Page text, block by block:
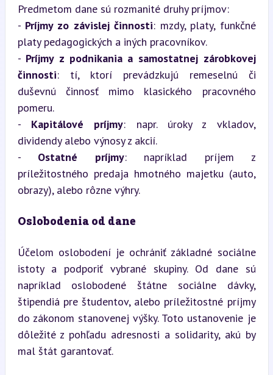
Predmetom dane sú rozmanité druhy príjmov:
- Príjmy zo závislej činnosti: mzdy, platy, funkčné
platy pedagogických a iných pracovníkov.
- Príjmy z podnikania a samostatnej zárobkovej
činnosti: tí, ktorí prevádzkujú remeselnú či
duševnú činnosť mimo klasického pracovného
pomeru.
- Kapitálové príjmy: napr. úroky z vkladov,
dividendy alebo výnosy z akcií.
- Ostatné príjmy: napríklad príjem z
príležitostného predaja hmotného majetku (auto,
obrazy), alebo rôzne výhry.
Oslobodenia od dane
Účelom oslobodení je ochrániť základné sociálne
istoty a podporiť vybrané skupiny. Od dane sú
napríklad oslobodené štátne sociálne dávky,
štipendiá pre študentov, alebo príležitostné príjmy
do zákonom stanovenej výšky. Toto ustanovenie je
dôležité z pohľadu adresnosti a solidarity, akú by
mal štát garantovať.